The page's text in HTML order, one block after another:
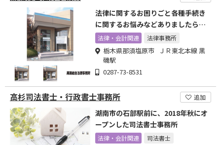
法律に関するお困りごと各種手続き
に関するお悩みなどありましたらま
ずはお気軽にご相談ください
法律・会計関連 法律事務所
栃木県那須塩原市 ＪＲ東北本線 黒
磯駅
0287-73-8531
高杉司法書士・行政書士事務所 追加
湖南市の石部駅前に、2018年秋にオ
ープンした司法書士事務所
法律・会計関連 司法書士